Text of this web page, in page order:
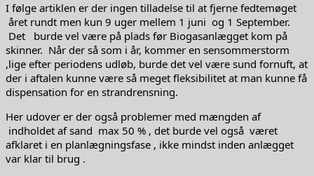
I følge artiklen er der ingen tilladelse til at fjerne fedtemøget
året rundt men kun 9 uger mellem 1 juni og 1 September.
Det burde vel være på plads før Biogasanlægget kom på
skinner. Når der så som i år, kommer en sensommerstorm
,lige efter periodens udløb, burde det vel være sund fornuft, at
der i aftalen kunne være så meget fleksibilitet at man kunne få
dispensation for en strandrensning.
Her udover er der også problemer med mængden af
indholdet af sand max 50 % , det burde vel også været
afklaret i en planlægningsfase , ikke mindst inden anlægget
var klar til brug .